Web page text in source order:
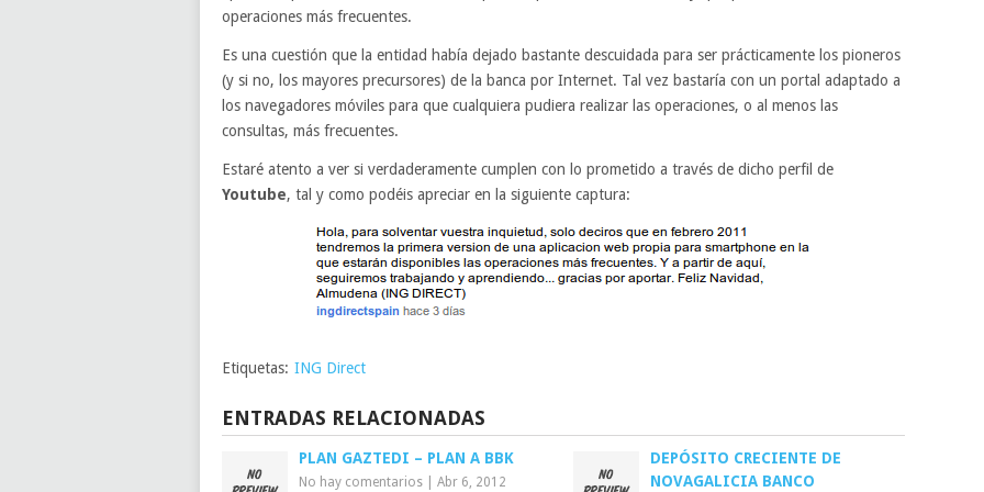
operaciones más frecuentes.
Es una cuestión que la entidad había dejado bastante descuidada para ser prácticamente los pioneros
(y si no, los mayores precursores) de la banca por Internet. Tal vez bastaría con un portal adaptado a
los navegadores móviles para que cualquiera pudiera realizar las operaciones, o al menos las
consultas, más frecuentes.
Estaré atento a ver si verdaderamente cumplen con lo prometido a través de dicho perfil de
Youtube, tal y como podéis apreciar en la siguiente captura:
Etiquetas: ING Direct
ENTRADAS RELACIONADAS
PLAN GAZTEDI – PLAN A BBK
No hay comentarios Abr 6, 2012
DEPÓSITO CRECIENTE DE
NOVAGALICIA BANCO